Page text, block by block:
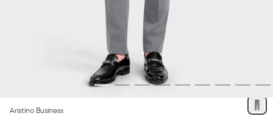
Aristino Business